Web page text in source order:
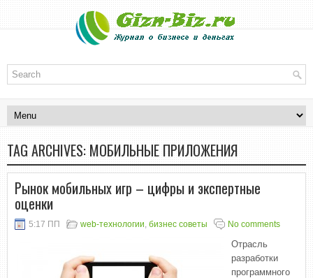
TAG ARCHIVES: МОБИЛЬНЫЕ ПРИЛОЖЕНИЯ
Рынок мобильных игр – цифры и экспертные
оценки
5:17 ПП web-технологии, бизнес советы No comments
Отрасль
разработки
программного